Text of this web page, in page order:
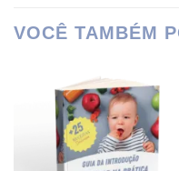
VOCÊ TAMBÉM